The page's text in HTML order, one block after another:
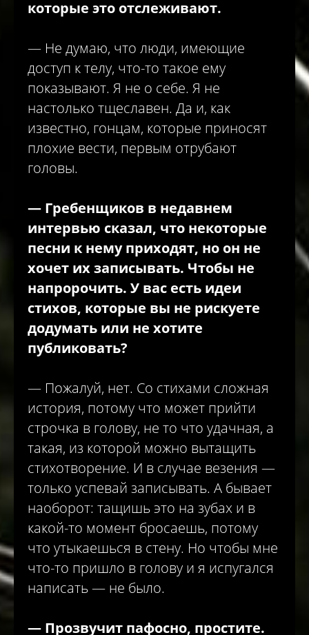
которые это отслеживают.
— Не думаю, что люди, имеющие
доступ к телу, что-то такое ему
показывают. Я не о себе. Я не
настолько тщеславен. Да и, как
известно, гонцам, которые приносят
плохие вести, первым отрубают
головы.
— Гребенщиков в недавнем
интервью сказал, что некоторые
песни к нему приходят, но он не
хочет их записывать. Чтобы не
напророчить. У вас есть идеи
стихов, которые вы не рискуете
додумать или не хотите
публиковать?
— Пожалуй, нет. Со стихами сложная
история, потому что может прий­ти
строчка в голову, не то что удачная, а
такая, из которой можно вытащить
стихотворение. И в случае везения —
только успевай записывать. А бывает
наоборот: тащишь это на зубах и в
какой-то момент бросаешь, потому
что утыкаешься в стену. Но чтобы мне
что-то пришло в голову и я испугался
написать — не было.
— Прозвучит пафосно, простите.